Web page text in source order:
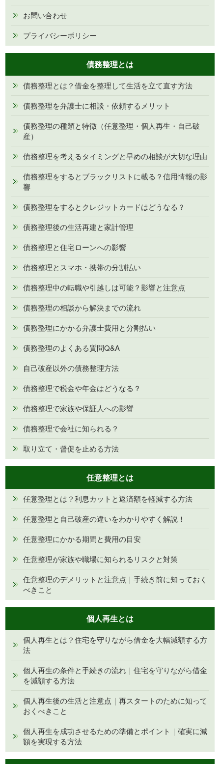
お問い合わせ
プライバシーポリシー
債務整理とは
債務整理とは？借金を整理して生活を立て直す方法
債務整理を弁護士に相談・依頼するメリット
債務整理の種類と特徴（任意整理・個人再生・自己破
産）
債務整理を考えるタイミングと早めの相談が大切な理由
債務整理をするとブラックリストに載る？信用情報の影
響
債務整理をするとクレジットカードはどうなる？
債務整理後の生活再建と家計管理
債務整理と住宅ローンへの影響
債務整理とスマホ・携帯の分割払い
債務整理中の転職や引越しは可能？影響と注意点
債務整理の相談から解決までの流れ
債務整理にかかる弁護士費用と分割払い
債務整理のよくある質問Q&A
自己破産以外の債務整理方法
債務整理で税金や年金はどうなる？
債務整理で家族や保証人への影響
債務整理で会社に知られる？
取り立て・督促を止める方法
任意整理とは
任意整理とは？利息カットと返済額を軽減する方法
任意整理と自己破産の違いをわかりやすく解説！
任意整理にかかる期間と費用の目安
任意整理が家族や職場に知られるリスクと対策
任意整理のデメリットと注意点｜手続き前に知っておく
べきこと
個人再生とは
個人再生とは？住宅を守りながら借金を大幅減額する方
法
個人再生の条件と手続きの流れ｜住宅を守りながら借金
を減額する方法
個人再生後の生活と注意点｜再スタートのために知って
おくべきこと
個人再生を成功させるための準備とポイント｜確実に減
額を実現する方法